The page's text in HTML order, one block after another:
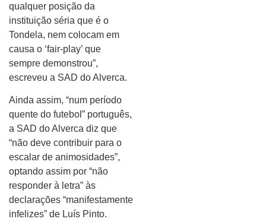
qualquer posição da
instituição séria que é o
Tondela, nem colocam em
causa o ‘fair-play’ que
sempre demonstrou”,
escreveu a SAD do Alverca.
Ainda assim, “num período
quente do futebol” português,
a SAD do Alverca diz que
“não deve contribuir para o
escalar de animosidades”,
optando assim por “não
responder à letra” às
declarações “manifestamente
infelizes” de Luís Pinto.